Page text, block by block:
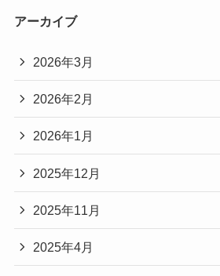
アーカイブ
2026年3月
2026年2月
2026年1月
2025年12月
2025年11月
2025年4月